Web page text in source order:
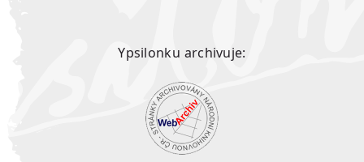
Ypsilonku archivuje: